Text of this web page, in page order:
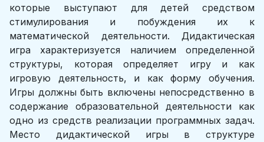
которые выступают для детей средством
стимулирования и побуждения их к
математической деятельности. Дидактическая
игра характеризуется наличием определенной
структуры, которая определяет игру и как
игровую деятельность, и как форму обучения.
Игры должны быть включены непосредственно в
содержание образовательной деятельности как
одно из средств реализации программных задач.
Место дидактической игры в структуре